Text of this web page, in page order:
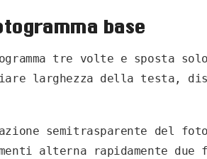
base
tre volte e sposta
larghezza della testa,
semitrasparente del
alterna rapidamente due